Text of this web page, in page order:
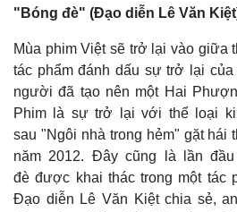
"Bóng đè" (Đạo diễn Lê Văn
Mùa phim Việt sẽ trở lại vào giữa
tác phẩm đánh dấu sự trở lại
người đã tạo nên một Hai
Phim là sự trở lại với thể loại
sau "Ngôi nhà trong hẻm" gặt hái
năm 2012. Đây cũng là lần
đè được khai thác trong một tác
Đạo diễn Lê Văn Kiệt chia sẻ,